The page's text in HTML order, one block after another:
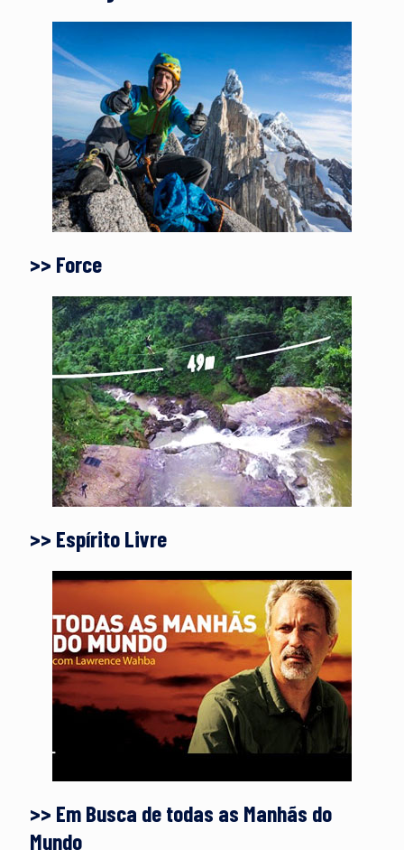
>> Force
>> Espírito Livre
>> Em Busca de todas as Manhãs do
Mundo